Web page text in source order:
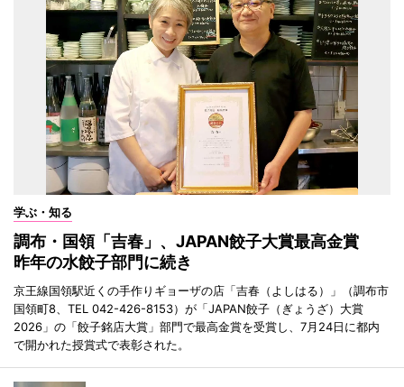
学ぶ・知る
調布・国領「吉春」、JAPAN餃子大賞最高金賞
昨年の水餃子部門に続き
京王線国領駅近くの手作りギョーザの店「吉春（よしはる）」（調布市
国領町8、TEL 042-426-8153）が「JAPAN餃子（ぎょうざ）大賞
2026」の「餃子銘店大賞」部門で最高金賞を受賞し、7月24日に都内
で開かれた授賞式で表彰された。